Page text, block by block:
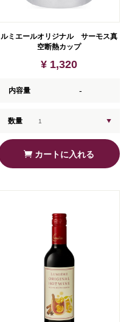
ルミエールオリジナル サーモス真
空断熱カップ
¥ 1,320
内容量 -
数量
カートに入れる